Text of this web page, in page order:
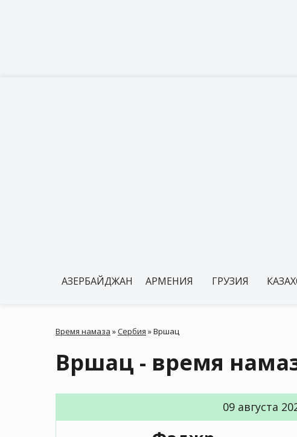
АЗЕРБАЙДЖАН АРМЕНИЯ ГРУЗИЯ
Время намаза »Сербия »Вршац
Вршац - время
09 августа